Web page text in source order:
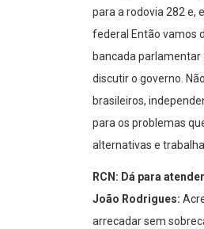
para a rodovia 282 e,
federal Então vamos
bancada parlamentar
discutir o governo.
brasileiros,
para os problemas
alternativas e
RCN: Dá para
João Rodrigues:
arrecadar sem